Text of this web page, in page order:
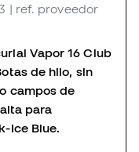
| ref. proveedor
Vapor 16 Club
de hilo, sin
campos de
para
Ice Blue.